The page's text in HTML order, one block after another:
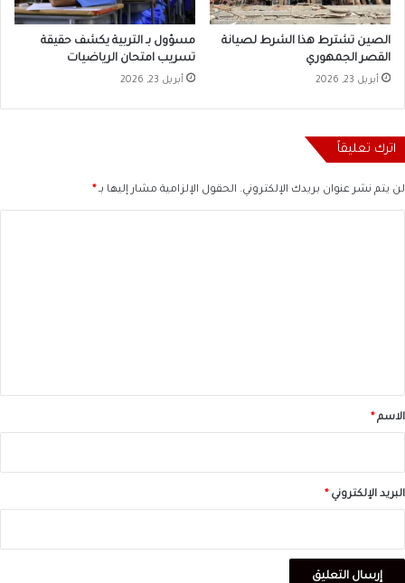
الصين تشترط هذا الشرط لصيانة
القصر الجمهوري
أبريل 23, 2026
مسؤول بـ التربية يكشف حقيقة
تسريب امتحان الرياضيات
أبريل 23, 2026
اترك تعليقاً
لن يتم نشر عنوان بريدك الإلكتروني. الحقول الإلزامية مشار إليها بـ *
*الاسم *
البريد الإلكتروني *